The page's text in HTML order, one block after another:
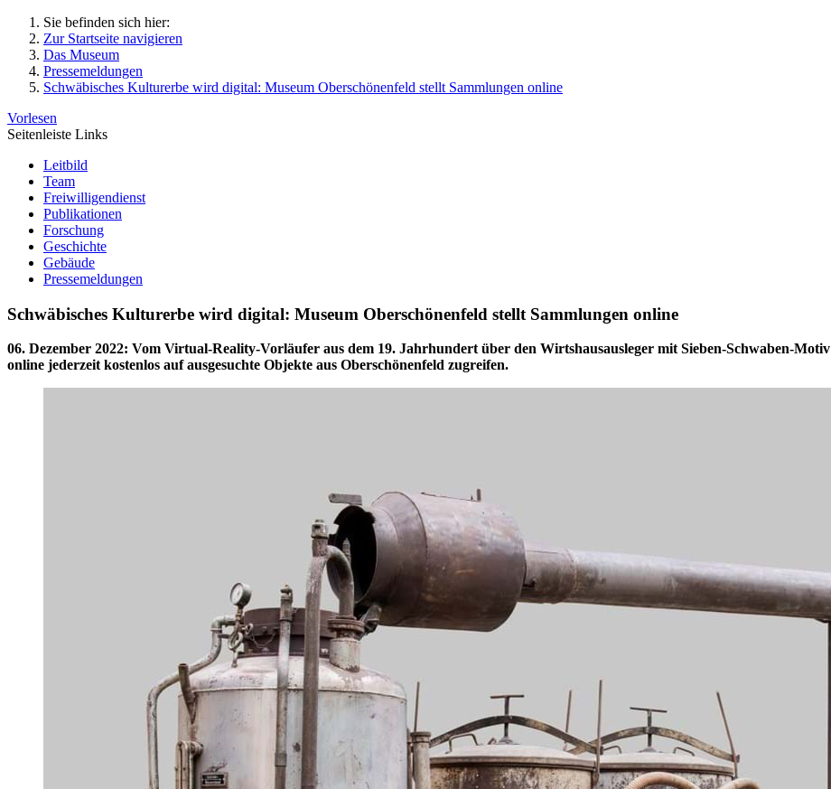
Sie befinden sich hier:
Zur Startseite navigieren
Das Museum
Pressemeldungen
Schwäbisches Kulturerbe wird digital: Museum Oberschönenfeld stellt Sammlungen online
Vorlesen
Seitenleiste Links
Leitbild
Team
Freiwilligendienst
Publikationen
Forschung
Geschichte
Gebäude
Pressemeldungen
Schwäbisches Kulturerbe wird digital: Museum Oberschönenfeld stellt Sammlungen online
06. Dezember 2022: Vom Virtual-Reality-Vorläufer aus dem 19. Jahrhundert über den Wirtshausausleger mit Sieben-Schwaben-
online jederzeit kostenlos auf ausgesuchte Objekte aus Oberschönenfeld zugreifen.